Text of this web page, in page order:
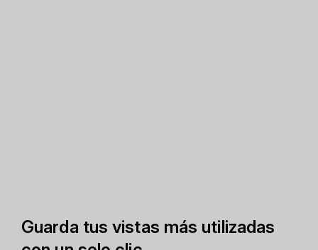
Guarda tus vistas más utilizadas